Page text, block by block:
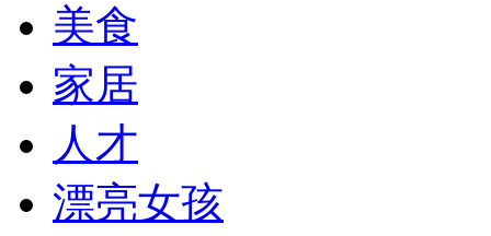
美食
家居
人才
漂亮女孩